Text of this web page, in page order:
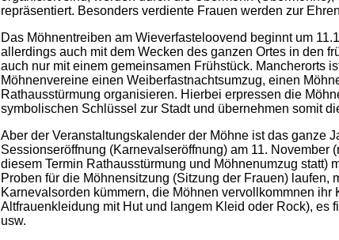
repräsentiert. Besonders verdiente Frauen werden zur
Das Möhnentreiben am Wieverfasteloovend beginnt um
allerdings auch mit dem Wecken des ganzen Ortes in den
auch nur mit einem gemeinsamen Frühstück. Mancherorts
Möhnenvereine einen Weiberfastnachtsumzug, einen
Rathausstürmung organisieren. Hierbei erpressen die
symbolischen Schlüssel zur Stadt und übernehmen somit
Aber der Veranstaltungskalender der Möhne ist das ganze
Sessionseröffnung (Karnevalseröffnung) am 11. November
diesem Termin Rathausstürmung und Möhnenumzug statt)
Proben für die Möhnensitzung (Sitzung der Frauen) laufen,
Karnevalsorden kümmern, die Möhnen vervollkommnen ihr
Altfrauenkleidung mit Hut und langem Kleid oder Rock), es
usw.